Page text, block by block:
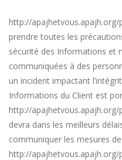
http://
prendre toutes les
sécurité des Informations et
communiquées à des
un incident impactant
Informations du Client est
http://
devra dans les meilleurs
communiquer les mesures
http://